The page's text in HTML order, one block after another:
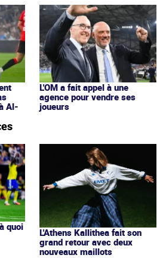
Al-
L'OM a fait appel à une
agence pour vendre ses
joueurs
quoi
L'Athens Kallithea fait son
grand retour avec deux
nouveaux maillots